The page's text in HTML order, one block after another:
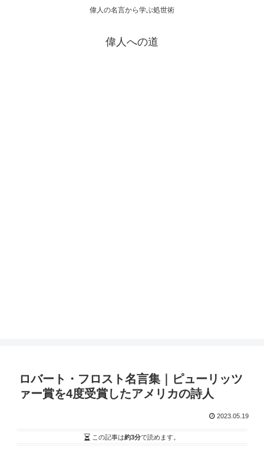
偉人の名言から学ぶ処世術
偉人への道
ロバート・フロスト名言集｜ピューリッツ
ァー賞を4度受賞したアメリカの詩人
2023.05.19
この記事は約3分で読めます。